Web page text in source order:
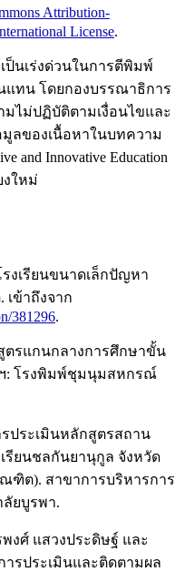
Attribution-
License.
เร่งด่วนในการตีพิมพ์
แทน โดยกองบรรณาธิการ
ไม่ปฏิบัติตามเงื่อนไขและ
ลของเนื้อหาในบทความ
and Innovative Education
ใหม่
งเรียนขนาดเล็กปัญหา
ข้าถึงจาก
381296.
ตรแกนกลางการศึกษาขั้น
ฯ: โรงพิมพ์ชุมนุมสหกรณ์
ประเมินหลักสูตรสถาน
รียนชลกันยานุกูล จังหวัด
ฑิต). สาขาการบริหารการ
ยบูรพา.
งศ์ แสวงประดิษฐ์ และ
ารประเมินและติดตามผล